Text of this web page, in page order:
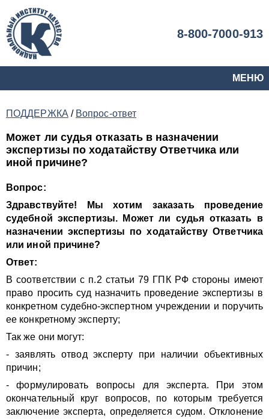
8-800-7000-913
МЕНЮ
ПОДДЕРЖКА / Вопрос-ответ
Может ли судья отказать в назначении
экспертизы по ходатайству Ответчика или
иной причине?
Вопрос:
Здравствуйте! Мы хотим заказать проведение
судебной экспертизы. Может ли судья отказать в
назначении экспертизы по ходатайству Ответчика
или иной причине?
Ответ:
В соответствии с п.2 статьи 79 ГПК РФ стороны имеют
право просить суд назначить проведение экспертизы в
конкретном судебно-экспертном учреждении и поручить
ее конкретному эксперту;
Так же они могут:
- заявлять отвод эксперту при наличии объективных
причин;
- формулировать вопросы для эксперта. При этом
окончательный круг вопросов, по которым требуется
заключение эксперта, определяется судом. Отклонение